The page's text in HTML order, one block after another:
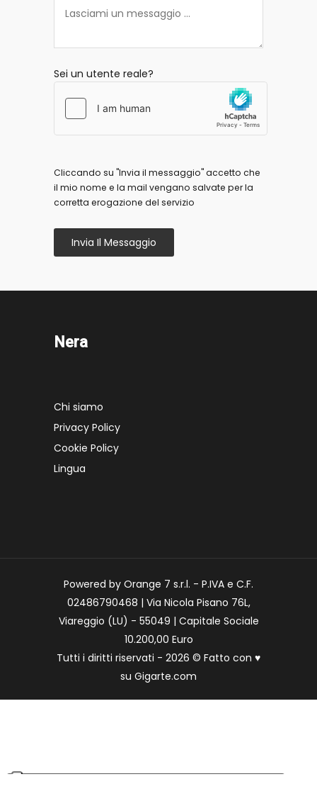
Sei un utente reale?
Cliccando su "Invia il messaggio" accetto che
il mio nome e la mail vengano salvate per la
corretta erogazione del servizio
Invia Il Messaggio
Nera
Chi siamo
Privacy Policy
Cookie Policy
Lingua
Powered by Orange 7 s.r.l. - P.IVA e C.F.
02486790468 | Via Nicola Pisano 76L,
Viareggio (LU) - 55049 | Capitale Sociale
10.200,00 Euro
Tutti i diritti riservati - 2026 © Fatto con ♥
su Gigarte.com